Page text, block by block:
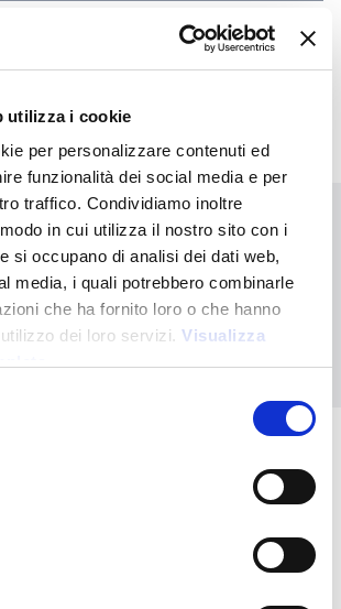
utilizza i cookie
per personalizzare contenuti ed
funzionalità dei social media e per
traffico. Condividiamo inoltre
in cui utilizza il nostro sito con i
si occupano di analisi dei dati web,
media, i quali potrebbero combinarle
che ha fornito loro o che hanno
dei loro servizi. Visualizza
4,340€ 4,298€ 4,140
trouvé ce que vous cherchiez ?
obtenir de l'aide ou demandez votre
commande personnalisée
Nous contacter
également être